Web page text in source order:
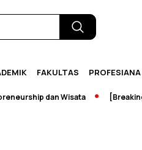
FAKULTAS PROFESIANA
dan Wisata [Breaking